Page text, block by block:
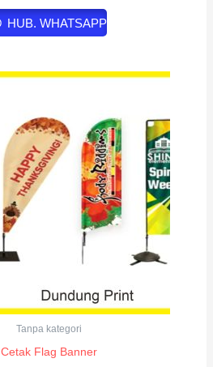
HUB. WHATSAPP
Tanpa kategori
Cetak Flag Banner